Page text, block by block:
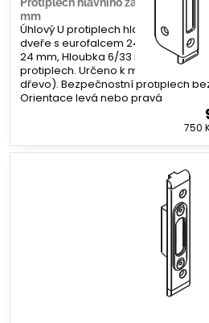
mm
Úhlový U protiplech hlavního zámku
dveře s eurofalcem 24 x 8 mm.
24 mm, Hloubka 6/33 mm.
protiplech. Určeno k montáži na
dřevo). Bezpečnostní protiplech
Orientace levá nebo pravá
750